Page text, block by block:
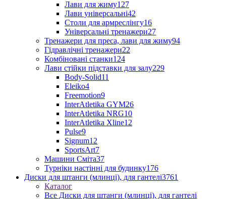
Лави для жиму127
Лави універсальні42
Столи для армреслінгу16
Універсальні тренажери27
Тренажери для преса, лави для жиму94
Гідравлічні тренажери22
Комбіновані станки124
Лави стійки підставки для залу229
Body-Solid11
Eleiko4
Freemotion9
InterAtletika GYM26
InterAtletika NRG10
InterAtletika Xline12
Pulse9
Signum12
SportsArt7
Машини Сміта37
Турніки настінні для будинку176
Диски для штанги (млинці), для гантелі3761
Каталог
Все Диски для штанги (млинці), для гантелі